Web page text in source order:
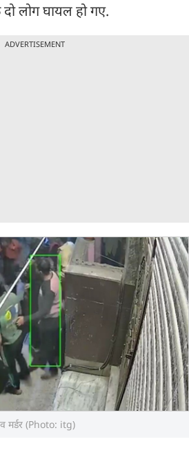
लोग घायल हो गए.
ADVERTISEMENT
मर्डर (Photo: itg)